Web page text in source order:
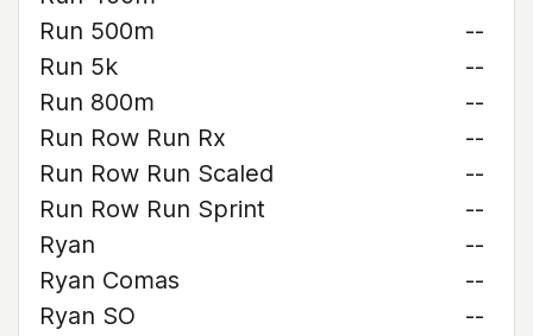
Run 500m
--
Run 5k
--
Run 800m
--
Run Row Run Rx
--
Run Row Run Scaled
--
Run Row Run Sprint
--
Ryan
--
Ryan Comas
--
Ryan SO
--